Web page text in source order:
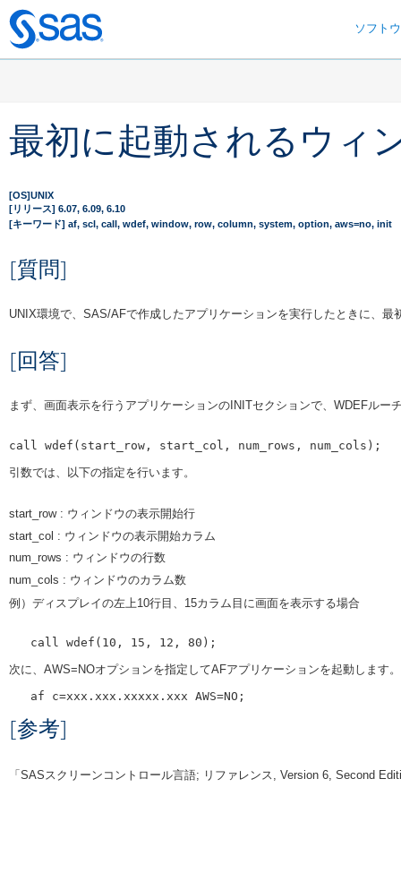
Skip
ソフト
最初に起動されるウィ
[OS]UNIX
[リリース] 6.07, 6.09, 6.10
[キーワード] af, scl, call, wdef, window, row, column, system, option, aws=no, init
[質問]
UNIX環境で、SAS/AFで作成したアプリケーションを実行したときに、
[回答]
まず、画面表示を行うアプリケーションのINITセクションで、WDEFルー
引数では、以下の指定を行います。
start_row : ウィンドウの表示開始行
start_col : ウィンドウの表示開始カラム
num_rows : ウィンドウの行数
num_cols : ウィンドウのカラム数
例）ディスプレイの左上10行目、15カラム目に画面を表示する場合
次に、AWS=NOオプションを指定してAFアプリケーションを起動します。
[参考]
「SASスクリーンコントロール言語; リファレンス, Version 6, Second